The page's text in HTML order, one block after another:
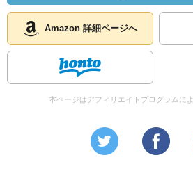
Amazon 詳細ページへ
本ページはアフィリエイトプログラムに